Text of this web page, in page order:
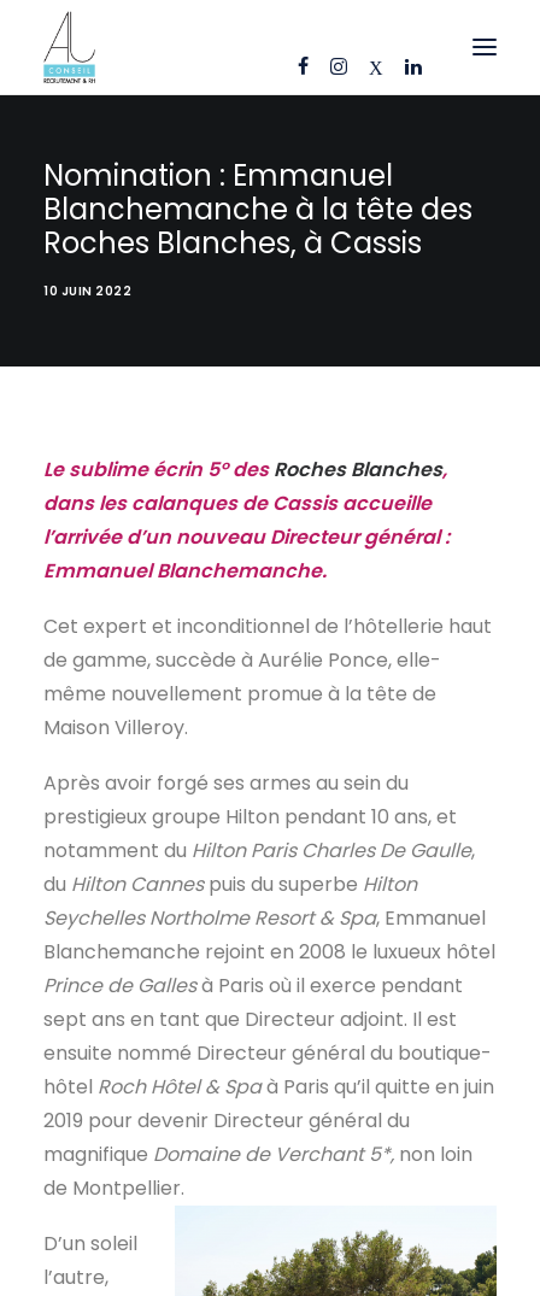
CANDIDATS
ENTREPRISES
RÉFÉRENCES
CONTACT
FR
EN
Nomination : Emmanuel
Blanchemanche à la tête des
Roches Blanches, à Cassis
10 JUIN 2022
Le sublime écrin 5° desRoches Blanches,
dans les calanques de Cassis accueille
l’arrivée d’un nouveau Directeur général :
Emmanuel Blanchemanche.
Cet expert et inconditionnel de l’hôtellerie haut
de gamme, succède à Aurélie Ponce, elle-
même nouvellement promue à la tête de
Maison Villeroy.
Après avoir forgé ses armes au sein du
prestigieux groupe Hilton pendant 10 ans, et
notamment du Hilton Paris Charles De Gaulle,
du Hilton Cannespuis du superbe Hilton
Seychelles Northolme Resort & Spa, Emmanuel
Blanchemanche rejoint en 2008 le luxueux hôtel
Prince de Gallesà Paris où il exerce pendant
sept ans en tant que Directeur adjoint. Il est
ensuite nommé Directeur général du boutique-
hôtel Roch Hôtel & Spaà Paris qu’il quitte en juin
2019 pour devenir Directeur général du
magnifique Domaine de Verchant 5*, non loin
de Montpellier.
D’un soleil
l’autre,